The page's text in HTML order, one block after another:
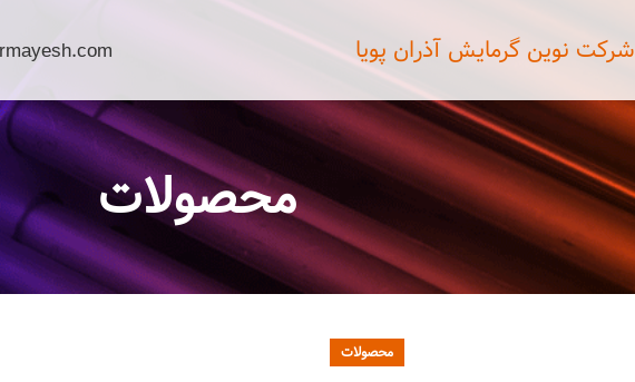
شرکت نوین گرمایش آذران پویا
محصولات
محصولات